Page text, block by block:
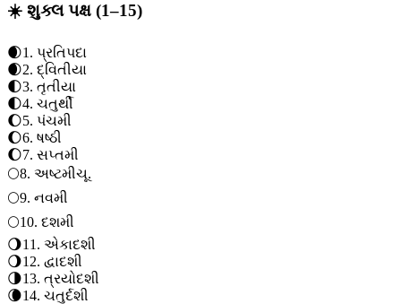
☀️ શુક્લ પક્ષ (1–15)
🌒1 . પ્રતિપદા
🌒2. દ્વિતીયા
🌓3. તૃતીયા
🌓4. ચતુર્થી
🌔5. પંચમી
🌔6. ષષ્ઠી
🌔7. સપ્તમી
🌕8. અષ્ટમીચૂ.
🌕9. નવમી
🌕10. દશમી
🌖11 . એકાદશી
🌖12. દ્વાદશી
🌗13. ત્રયોદશી
🌘14. ચતુર્દશી